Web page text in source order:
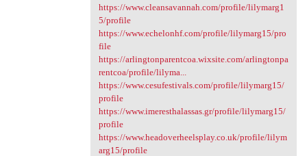
https://www.cleansavannah.com/profile/lilymarg1
5/profile
https://www.echelonhf.com/profile/lilymarg15/pro
file
https://arlingtonparentcoa.wixsite.com/arlingtonpa
rentcoa/profile/lilyma...
https://www.cesufestivals.com/profile/lilymarg15/
profile
https://www.imeresthalassas.gr/profile/lilymarg15/
profile
https://www.headoverheelsplay.co.uk/profile/lilym
arg15/profile